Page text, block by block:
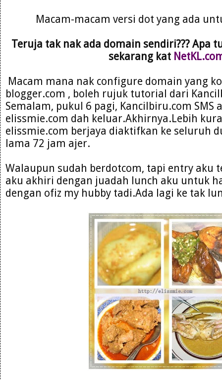
Macam-macam versi dot yang ada
Teruja tak nak ada domain sendiri??? Apa
sekarang kat
Macam mana nak configure domain yang
blogger.com , boleh rujuk tutorial dari
Semalam, pukul 6 pagi, Kancilbiru.com SMS
elissmie.com dah keluar.Akhirnya.Lebih
elissmie.com berjaya diaktifkan ke seluruh
lama 72 jam ajer.
Walaupun sudah berdotcom, tapi entry aku
aku akhiri dengan juadah lunch aku untuk
dengan ofiz my hubby tadi.Ada lagi ke tak